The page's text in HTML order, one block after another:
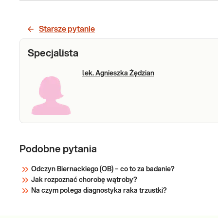
żółciowych i wątroby.
Starsze pytanie
Specjalista
lek. Agnieszka Żędzian
Podobne pytania
Odczyn Biernackiego (OB) – co to za badanie?
Jak rozpoznać chorobę wątroby?
Na czym polega diagnostyka raka trzustki?